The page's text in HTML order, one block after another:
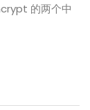
的两个中